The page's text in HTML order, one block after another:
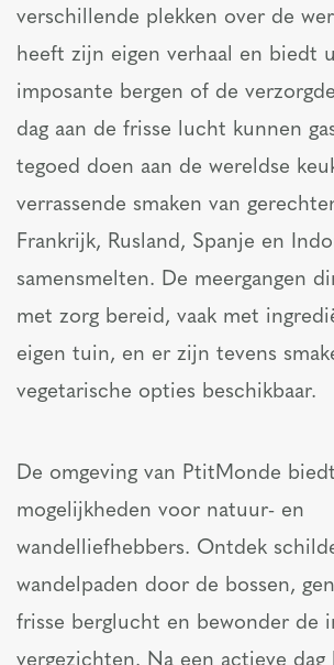
verschillende plekken over de
heeft zijn eigen verhaal en biedt
imposante bergen of de
dag aan de frisse lucht kunnen
tegoed doen aan de wereldse
verrassende smaken van
Frankrijk, Rusland, Spanje en
samensmelten. De meergangen
met zorg bereid, vaak met
eigen tuin, en er zijn tevens
vegetarische opties beschikbaar.
De omgeving van PtitMonde
mogelijkheden voor natuur- en
wandelliefhebbers. Ontdek
wandelpaden door de bossen,
frisse berglucht en bewonder de
vergezichten. Na een actieve dag